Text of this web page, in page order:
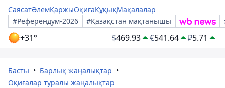
СаясатӘлемҚаржыОқиғаҚұқықМақалалар
#Референдум-2026
#Қазақстан мақтанышы
+31° $469.93 €541.64 ₽5.71
Басты
Барлық жаңалықтар
Оқиғалар туралы жаңалықтар